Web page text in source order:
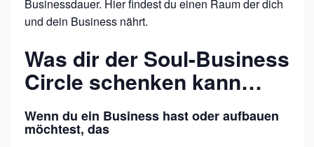
Businessdauer. Hier findest du einen Raum der dich
und dein Business nährt.
Was dir der Soul-Business
Circle schenken kann…
Wenn du ein Business hast oder aufbauen
möchtest, das